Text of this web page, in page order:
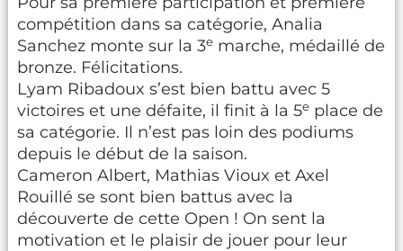
compétition dans sa catégorie, Analia
Sanchez monte sur la 3emarche, médaillé de
bronze. Félicitations.
Lyam Ribadoux s’est bien battu avec 5
victoires et une défaite, il finit à la 5eplace de
sa catégorie. Il n’est pas loin des podiums
depuis le début de la saison.
Cameron Albert, Mathias Vioux et Axel
Rouillé se sont bien battus avec la
découverte de cette Open ! On sent la
motivation et le plaisir de jouer pour leur